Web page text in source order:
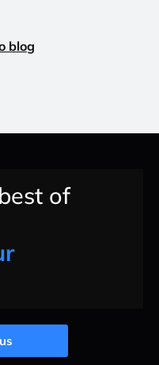
blog
of